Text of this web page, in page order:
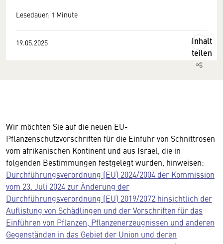
Lesedauer: 1 Minute
19.05.2025
Inhalt
teilen
Wir möchten Sie auf die neuen EU-
Pflanzenschutzvorschriften für die Einfuhr von Schnittrosen
vom afrikanischen Kontinent und aus Israel, die in
folgenden Bestimmungen festgelegt wurden, hinweisen:
Durchführungsverordnung (EU) 2024/2004 der Kommission
vom 23. Juli 2024 zur Änderung der
Durchführungsverordnung (EU) 2019/2072 hinsichtlich der
Auflistung von Schädlingen und der Vorschriften für das
Einführen von Pflanzen, Pflanzenerzeugnissen und anderen
Gegenständen in das Gebiet der Union und deren